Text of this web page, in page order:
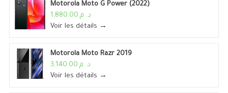
Motorola Moto G Power (2022)
د. م.1,880.00
Voir les détails →
Motorola Moto Razr 2019
د. م.3,140.00
Voir les détails →